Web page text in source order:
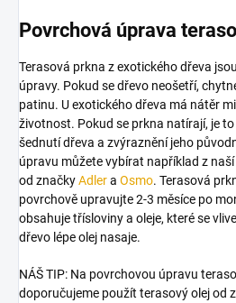
Povrchová úprava
Terasová prkna z exotického dřeva
úpravy. Pokud se dřevo neošetří,
patinu. U exotického dřeva má nátěr
životnost. Pokud se prkna natírají, je
šednutí dřeva a zvýraznění jeho
úpravu můžete vybírat například z
od značkyAdlera Osmo. Terasová
povrchově upravujte 2-3 měsíce po
obsahuje třísloviny a oleje, které se
dřevo lépe olej nasaje.
NÁŠ TIP: Na povrchovou úpravu
doporučujeme použít terasový olej od